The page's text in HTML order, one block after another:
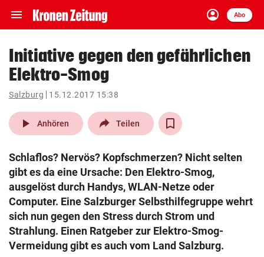
menu Navigation
ein-/ausklappen
account_circle
Anmelden
Abo
close Schließen
Abonnieren
account_circle Anmelden
pin_drop
Wien arrow_right
bookmark Merkliste
search
Suchbegriff
eingeben
Initiative gegen den gefährlichen
Elektro-Smog
Salzburg 15.12.2017 15:38
play_arrow Anhören Teilen
Schlaflos? Nervös? Kopfschmerzen? Nicht selten
gibt es da eine Ursache: Den Elektro-Smog,
ausgelöst durch Handys, WLAN-Netze oder
Computer. Eine Salzburger Selbsthilfegruppe wehrt
sich nun gegen den Stress durch Strom und
Strahlung. Einen Ratgeber zur Elektro-Smog-
Vermeidung gibt es auch vom Land Salzburg.